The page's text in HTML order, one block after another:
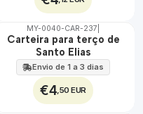
🇵🇹
MY-0040-CAR-237
Carteira para terço de
Santo Elias
Envio de 1 a 3 dias
€4 ,50 EUR